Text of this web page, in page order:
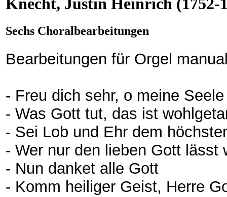
Sechs Choralbearbeitungen
Bearbeitungen für Orgel
- Freu dich sehr, o meine Seele
- Was Gott tut, das ist
- Sei Lob und Ehr dem
- Wer nur den lieben Gott lässt
- Nun danket alle Gott
- Komm heiliger Geist, Herre